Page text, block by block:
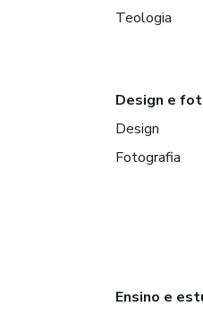
Teologia
Design e
Design
Fotografia
Ensino e